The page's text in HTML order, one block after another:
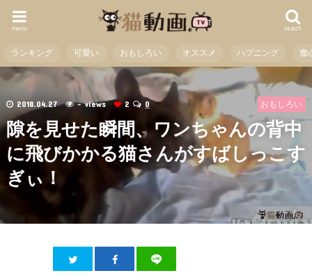
search
menu
ランキング 可愛い おもしろい オススメ ハプニング 癒
おもしろい
2018.04.27 - views 2 0
隙を見せた瞬間、ワンちゃんの背中
に飛びかかる猫さんがすばしっこす
ぎぃ！